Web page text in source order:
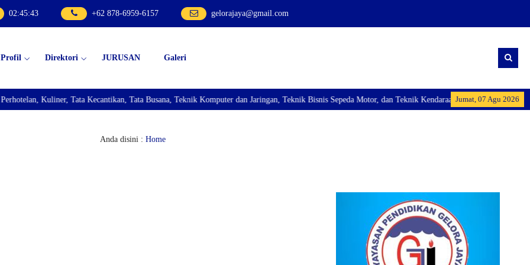
02:45:44 +62 878-6959-6157 gelorajaya@gmail.com
Profil Direktori JURUSAN Galeri
Jumat, 07 Agu 2026
Kuliner, Tata Kecantikan, Tata Busana, Teknik Komputer dan Jaringan, Teknik Bisnis Sepeda Motor, dan Teknik Kendaraan Ringan Dan membuka
Anda disini : Home